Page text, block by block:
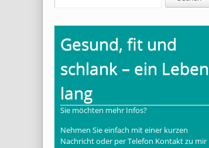
Gesund, fit und
schlank – ein Leben
lang
Sie möchten mehr Infos?
Nehmen Sie einfach mit einer kurzen
Nachricht oder per Telefon Kontakt zu mir